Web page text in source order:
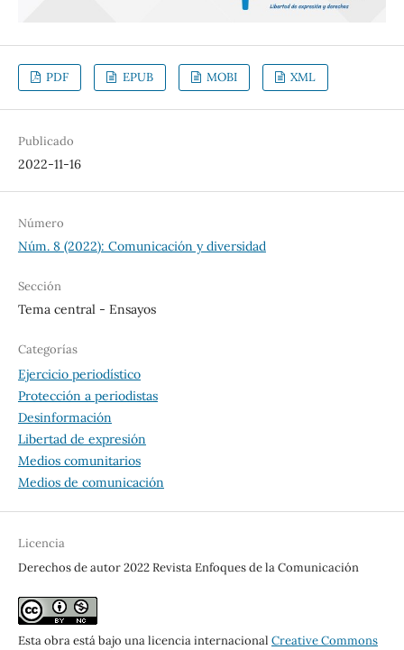
PDF EPUB MOBI XML
Publicado
2022-11-16
Número
Núm. 8 (2022): Comunicación y diversidad
Sección
Tema central - Ensayos
Categorías
Ejercicio periodístico
Protección a periodistas
Desinformación
Libertad de expresión
Medios comunitarios
Medios de comunicación
Licencia
Derechos de autor 2022 Revista Enfoques de la Comunicación
Esta obra está bajo una licencia internacional Creative Commons